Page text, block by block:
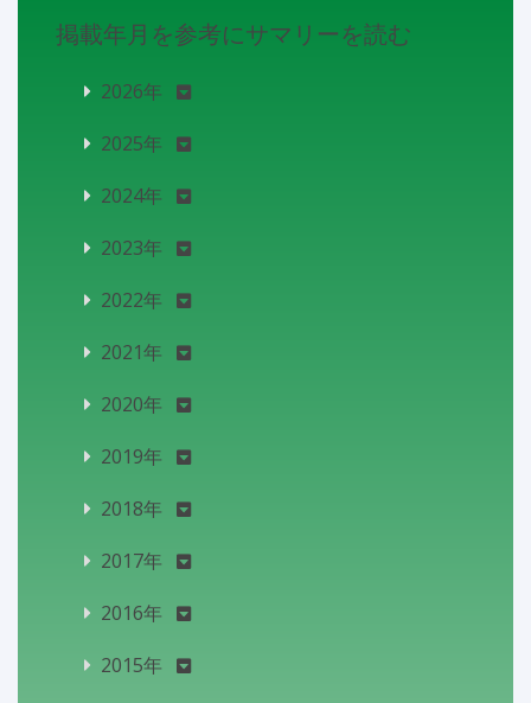
掲載年月を参考にサマリーを読む
2026年
2025年
2024年
2023年
2022年
2021年
2020年
2019年
2018年
2017年
2016年
2015年